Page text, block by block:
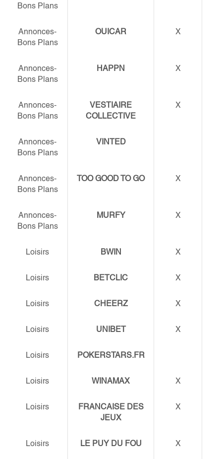
Bons Plans
Annonces-
Bons Plans
OUICAR X
Annonces-
Bons Plans
HAPPN X
Annonces-
Bons Plans
VESTIAIRE
COLLECTIVE
X
Annonces-
Bons Plans
VINTED
Annonces-
Bons Plans
TOO GOOD TO GO X
Annonces-
Bons Plans
MURFY X
Loisirs BWIN X
Loisirs BETCLIC X
Loisirs CHEERZ X
Loisirs UNIBET X
Loisirs POKERSTARS.FR
Loisirs WINAMAX X
Loisirs
FRANCAISE DES
JEUX
X
Loisirs LE PUY DU FOU X